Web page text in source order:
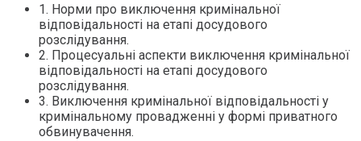
1. Норми про виключення кримінальної
відповідальності на етапі досудового
розслідування.
2. Процесуальні аспекти виключення кримінальної
відповідальності на етапі досудового
розслідування.
3. Виключення кримінальної відповідальності у
кримінальному провадженні у формі приватного
обвинувачення.